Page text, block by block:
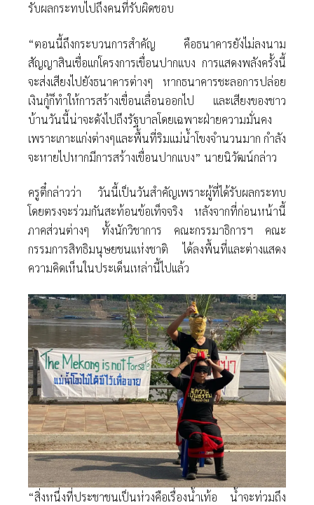
รับผลกระทบไปถึงคนที่รับผิดชอบ
“ตอนนี้ถึงกระบวนการสำคัญ คือธนาคารยังไม่ลงนาม
สัญญาสินเชื่อแก่โครงการเขื่อนปากแบง การแสดงพลังครั้งนี้
จะส่งเสียงไปยังธนาคารต่างๆ หากธนาคารชะลอการปล่อย
เงินกู้ก็ทำให้การสร้างเขื่อนเลื่อนออกไป และเสียงของชาว
บ้านวันนี้น่าจะดังไปถึงรัฐบาลโดยเฉพาะฝ่ายความมั่นคง
เพราะเกาะแก่งต่างๆและพื้นที่ริมแม่น้ำโขงจำนวนมาก กำลัง
จะหายไปหากมีการสร้างเขื่อนปากแบง” นายนิวัฒน์กล่าว
ครูตี๋กล่าวว่า วันนี้เป็นวันสำคัญเพราะผู้ที่ได้รับผลกระทบ
โดยตรงจะร่วมกันสะท้อนข้อเท็จจริง หลังจากที่ก่อนหน้านี้
ภาคส่วนต่างๆ ทั้งนักวิชาการ คณะกรรมาธิการฯ คณะ
กรรมการสิทธิมนุษยชนแห่งชาติ ได้ลงพื้นที่และต่างแสดง
ความคิดเห็นในประเด็นเหล่านี้ไปแล้ว
“สิ่งหนึ่งที่ประชาชนเป็นห่วงคือเรื่องน้ำเท้อ น้ำจะท่วมถึง